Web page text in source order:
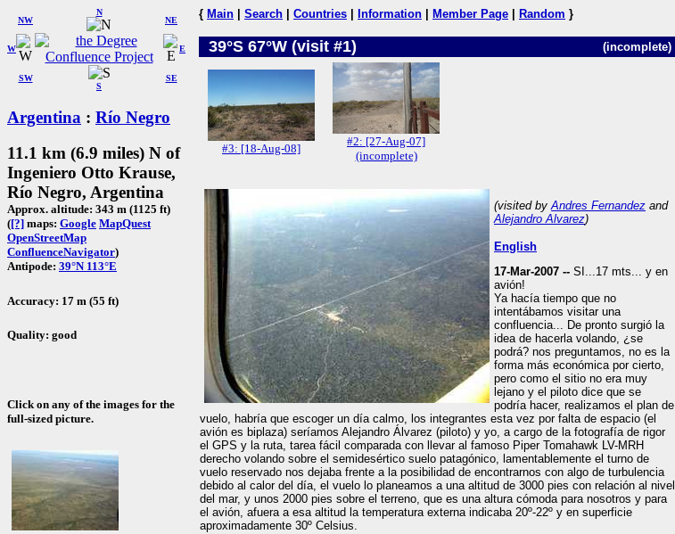
W
NW
N
NE
SW
S
SE
E
Argentina : Río Negro
11.1 km (6.9 miles) N of
Ingeniero Otto Krause,
Río Negro, Argentina
Approx. altitude: 343 m (1125 ft)
([?] maps: Google MapQuest
OpenStreetMap
ConfluenceNavigator)
Antipode: 39°N 113°E
Accuracy: 17 m (55 ft)
Quality: good
Click on any of the images for the
full-sized picture.
{ Main Search Countries Information Member Page Random }
39°S 67°W (visit #1) (incomplete)
#3: [18-Aug-08]
#2: [27-Aug-07]
(incomplete)
(visited byAndres Fernandez and
Alejandro Alvarez)
English
17-Mar-2007 -- SI...17 mts... y en
avión!
Ya hacía tiempo que no
intentábamos visitar una
confluencia... De pronto surgió la
idea de hacerla volando, ¿se
podrá? nos preguntamos, no es la
forma más económica por cierto,
pero como el sitio no era muy
lejano y el piloto dice que se
podría hacer, realizamos el plan de
vuelo, habría que escoger un día calmo, los integrantes esta vez por falta de espacio (el
avión es biplaza) seríamos Alejandro Álvarez (piloto) y yo, a cargo de la fotografía de rigor
el GPS y la ruta, tarea fácil comparada con llevar al famoso Piper Tomahawk LV-MRH
derecho volando sobre el semidesértico suelo patagónico, lamentablemente el turno de
vuelo reservado nos dejaba frente a la posibilidad de encontrarnos con algo de turbulencia
debido al calor del día, el vuelo lo planeamos a una altitud de 3000 pies con relación al nivel
del mar, y unos 2000 pies sobre el terreno, que es una altura cómoda para nosotros y para
el avión, afuera a esa altitud la temperatura externa indicaba 20º-22º y en superficie
aproximadamente 30º Celsius.